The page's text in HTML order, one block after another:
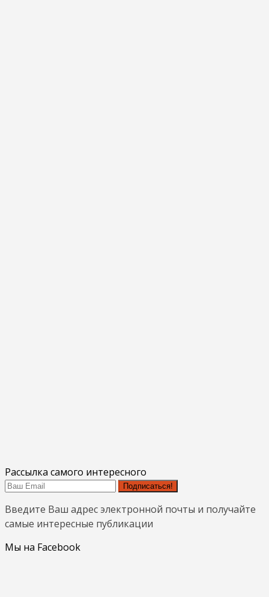
Рассылка самого интересного
Подписаться!
Введите Ваш адрес электронной почты и получайте
самые интересные публикации
Мы на Facebook